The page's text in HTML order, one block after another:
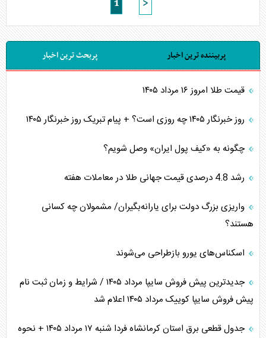
پربیننده ترین اخبار پربحث ترین اخبار
قیمت طلا امروز ۱۶ مرداد ۱۴۰۵
روز خبرنگار ۱۴۰۵ چه روزی است؟ + پیام تبریک روز خبرنگار ۱۴۰۵
چگونه به «کیف پول ایران» وصل شویم؟
رشد 4.8 درصدی قیمت جهانی طلا در معاملات هفته
واریزی بزرگ دولت برای یارانه‌بگیران/ مشمولان چه کسانی
هستند؟
اسکناس‌های یورو بازطراحی می‌شوند
جدیدترین پیش فروش سایپا مرداد ۱۴۰۵ / شرایط و زمان ثبت نام
پیش فروش سایپا کوییک مرداد ۱۴۰۵ اعلام شد
جدول قطعی برق استان کرمانشاه فردا شنبه ۱۷ مرداد ۱۴۰۵ + نحوه